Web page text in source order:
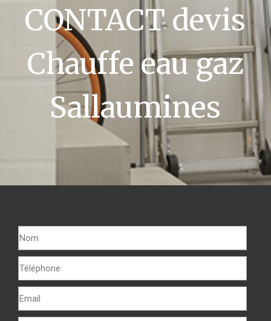
CONTACT devis
Chauffe eau gaz
Sallaumines